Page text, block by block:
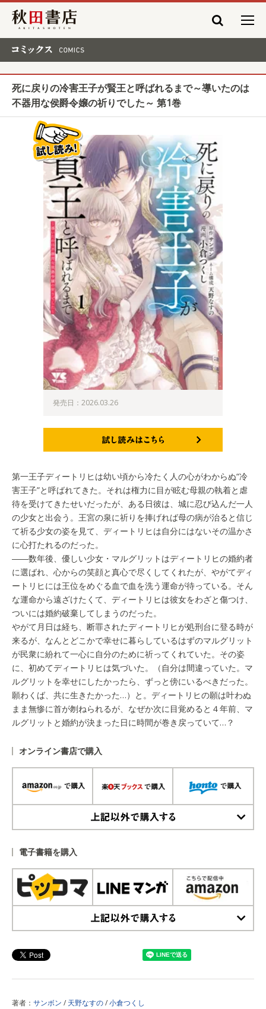
秋田書店
死に戻りの冷害王子が賢王と呼ばれるまで～導いたのは
不器用な侯爵令嬢の祈りでした～ 第1巻
発売日：2026.03.26
第一王子ディートリヒは幼い頃から冷たく人の心がわからぬ“冷
害王子”と呼ばれてきた。それは権力に目が眩む母親の執着と虐
待を受けてきたせいだったが、ある日彼は、城に忍び込んだ一人
の少女と出会う。王宮の泉に祈りを捧げれば母の病が治ると信じ
て祈る少女の姿を見て、ディートリヒは自分にはないその温かさ
に心打たれるのだった。
――数年後、優しい少女・マルグリットはディートリヒの婚約者
に選ばれ、心からの笑顔と真心で尽くしてくれたが、やがてディ
ートリヒには王位をめぐる血で血を洗う運命が待っている。そん
な運命から遠ざけたくて、ディートリヒは彼女をわざと傷つけ、
ついには婚約破棄してしまうのだった。
やがて月日は経ち、断罪されたディートリヒが処刑台に登る時が
来るが、なんとどこかで幸せに暮らしているはずのマルグリット
が民衆に紛れて一心に自分のために祈ってくれていた。その姿
に、初めてディートリヒは気づいた。（自分は間違っていた。マ
ルグリットを幸せにしたかったら、ずっと傍にいるべきだった。
願わくば、共に生きたかった…）と。ディートリヒの願は叶わぬ
まま無惨に首が刎ねられるが、なぜか次に目覚めると４年前、マ
ルグリットと婚約が決まった日に時間が巻き戻っていて…？
オンライン書店で購入
電子書籍を購入
著者： サンボン /天野なすの/小倉つくし